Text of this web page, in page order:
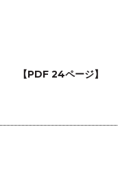
【PDF 24ページ】